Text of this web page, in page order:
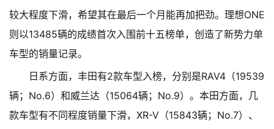
较大程度下滑，希望其在最后一个月能再加把劲。理想ONE
则以13485辆的成绩首次入围前十五榜单，创造了新势力单
车型的销量记录。
日系方面，丰田有2款车型入榜，分别是RAV4（19539
辆；No.6）和威兰达（15064辆；No.9）。本田方面，几
款车型有不同程度销量下滑，XR-V（15843辆；No.7）、